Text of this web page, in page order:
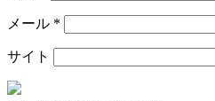
メール *
サイト